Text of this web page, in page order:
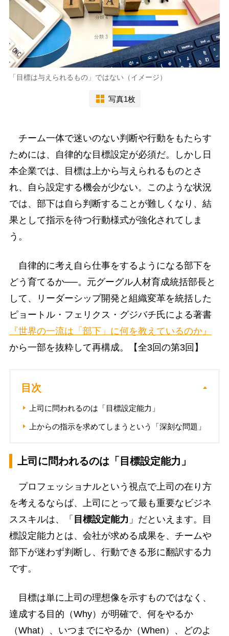
「目標は与えられるもの」ではない（イメージ）
写真1枚
チーム一体で迷いのない判断や行動をもたらす
ためには、自律的な目標設定が必須だ。しかし日
本企業では、目標は上から与えられるものとさ
れ、自ら設定する機会が少ない。このような状況
では、部下は自ら判断することが難しくなり、結
果として指示を待つ行動様式が強化されてしま
う。
自律的に考え自ら仕事をするようになる部下を
どう育てるか──。元グーグル人材育成統括部長と
して、リーダーシップ開発と組織変革を統括した
ピョートル・フェリクス・グジバチ氏による著書
『世界の一流は「部下」に何を教えているのか』
から一部を抜粋して再構成。【全3回の第3回】
目次
上司に問われるのは「目標設定能力」
上からの指示を求めてしまうという「深刻な問題」
上司に問われるのは「目標設定能力」
プロフェッショナルという視点で上司の在り方
を考えるならば、上司にとって最も重要なビジネ
ススキルは、「 目標設定能力 」だといえます。目
標設定能力とは、会社が求める成果を、チームや
部下が迷わず判断し、行動できる形に翻訳する力
です。
目標は単に上司の理想像を示すものではなく、
達成する目的（Why）が明確で、何をやるか
（What）、いつまでにやるか（When）、どのよ